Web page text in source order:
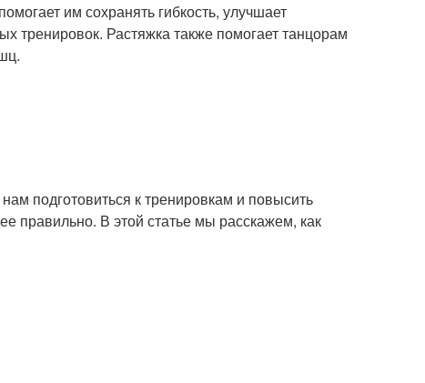
им сохранять гибкость, улучшает
тренировок. Растяжка также помогает танцорам
подготовиться к тренировкам и повысить
правильно. В этой статье мы расскажем, как